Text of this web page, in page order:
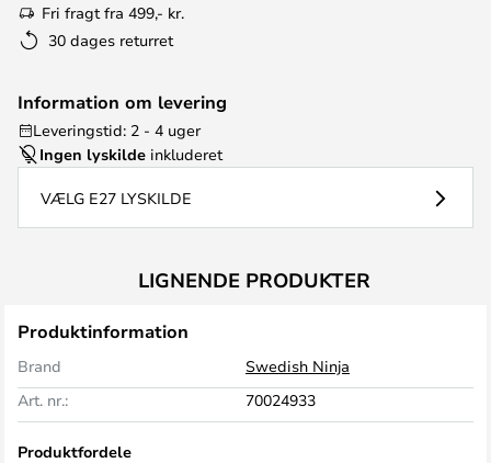
Fri fragt fra 499,- kr.
30 dages returret
Information om levering
Leveringstid: 2 - 4 uger
Ingen lyskilde inkluderet
VÆLG E27 LYSKILDE
LIGNENDE PRODUKTER
Produktinformation
Brand
Swedish Ninja
Art. nr.:
70024933
Produktfordele